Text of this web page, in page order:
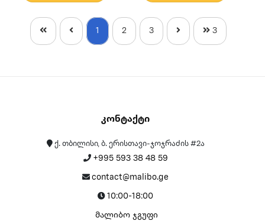
1 2 3 3
Კონტაქტი
ქ. თბილისი, ბ. ერისთავი-ჯოჯრაძის #2ა
+995 593 38 48 59
contact@malibo.ge
10:00-18:00
მალიბო ჯგუფი